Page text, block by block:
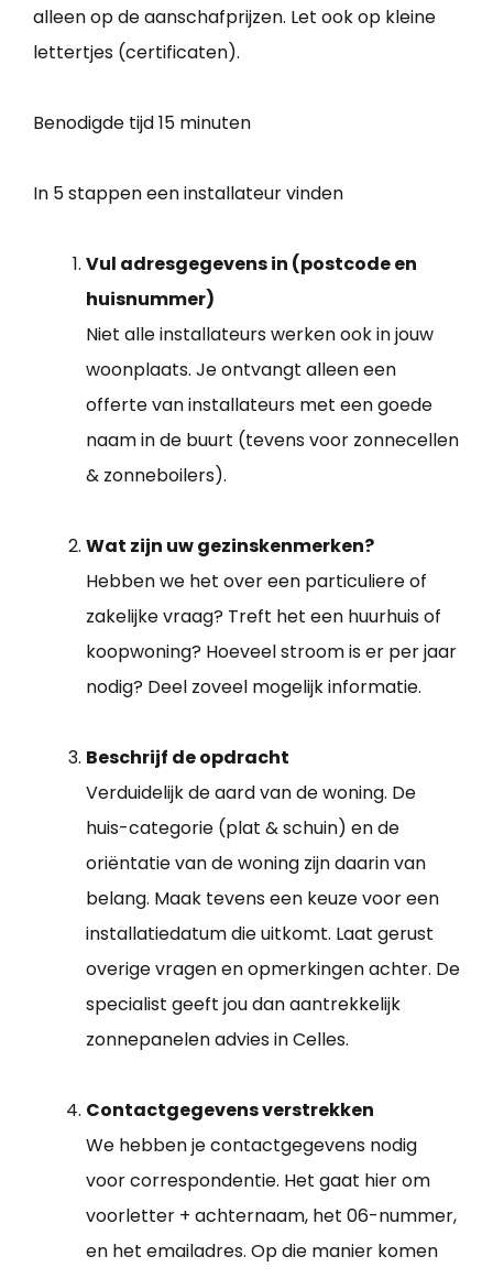
alleen op de aanschafprijzen. Let ook op kleine
lettertjes (certificaten).
Benodigde tijd15 minuten
In 5 stappen een installateur vinden
Vul adresgegevens in (postcode en
huisnummer)
Niet alle installateurs werken ook in jouw
woonplaats. Je ontvangt alleen een
offerte van installateurs met een goede
naam in de buurt (tevens voor zonnecellen
& zonneboilers).
Wat zijn uw gezinskenmerken?
Hebben we het over een particuliere of
zakelijke vraag? Treft het een huurhuis of
koopwoning? Hoeveel stroom is er per jaar
nodig? Deel zoveel mogelijk informatie.
Beschrijf de opdracht
Verduidelijk de aard van de woning. De
huis-categorie (plat & schuin) en de
oriëntatie van de woning zijn daarin van
belang. Maak tevens een keuze voor een
installatiedatum die uitkomt. Laat gerust
overige vragen en opmerkingen achter. De
specialist geeft jou dan aantrekkelijk
zonnepanelen advies in Celles.
Contactgegevens verstrekken
We hebben je contactgegevens nodig
voor correspondentie. Het gaat hier om
voorletter + achternaam, het 06-nummer,
en het emailadres. Op die manier komen